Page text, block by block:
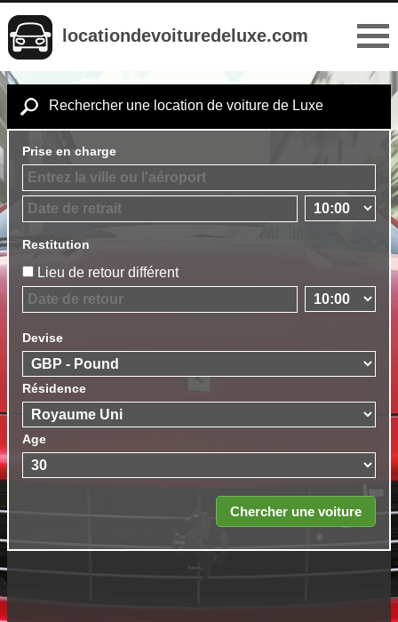
locationdevoituredeluxe.com
Rechercher une location de voiture de Luxe
Prise en charge
Restitution
Lieu de retour différent
Devise
Résidence
Age